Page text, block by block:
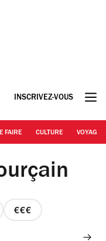
INSCRIVEZ-VOUS
FAIRE CULTURE VOYAGE
prix